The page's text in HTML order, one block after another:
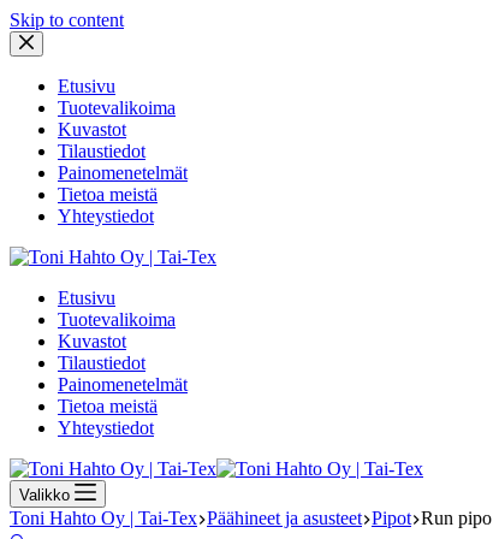
Skip to content
Etusivu
Tuotevalikoima
Kuvastot
Tilaustiedot
Painomenetelmät
Tietoa meistä
Yhteystiedot
Etusivu
Tuotevalikoima
Kuvastot
Tilaustiedot
Painomenetelmät
Tietoa meistä
Yhteystiedot
Valikko
Toni Hahto Oy | Tai-Tex Päähineet ja asusteet Pipot Run pipo